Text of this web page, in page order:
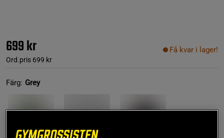
699 kr
Ord.pris 699 kr
Få kvar i lager!
Färg: Grey